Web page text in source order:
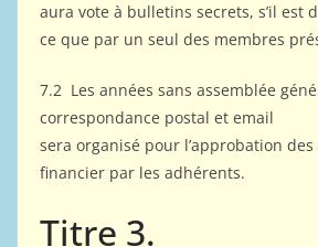
aura vote à bulletins secrets, s’il est
ce que par un seul des membres
7.2 Les années sans assemblée
correspondance postal et email
sera organisé pour l’approbation
financier par les adhérents.
Titre 3.